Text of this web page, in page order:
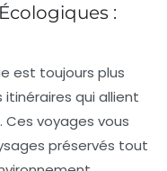
:
est toujours plus
itinéraires qui allient
voyages vous
préservés tout